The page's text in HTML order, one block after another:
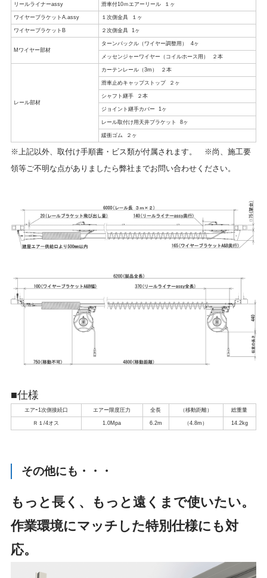
リールライナーassy 滑車付10ｍエアーリール １ヶ
ワイヤーブラケットA.assy １次側金具 １ヶ
ワイヤーブラケットB ２次側金具 1ヶ
Mワイヤー部材
ターンバックル（ワイヤー調整用） 4ヶ
メッセンジャーワイヤー（コイルホース用） ２本
レール部材
カーテンレール（3m） ２本
滑車止めキャップストップ ２ヶ
シャフト継手 ２本
ジョイント継手カバー 1ヶ
レール取付け用天井ブラケット 8ヶ
緩衝ゴム ２ヶ
※上記以外、取付け手順書・ビス類が付属されます。 ※尚、施工要
領等ご不明な点がありましたら弊社までお問い合わせください。
■仕様
エアｰ1次側接続口 エアー限度圧力 全長 （移動距離） 総重量
Ｒ１/4オス 1.0Mpa 6.2m （4.8m） 14.2kg
その他にも・・・
もっと長く、もっと遠くまで使いたい。
作業環境にマッチした特別仕様にも対
応。